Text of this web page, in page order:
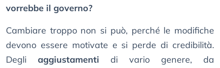
vorrebbe il governo?
Cambiare troppo non si può, perché le modifiche
devono essere motivate e si perde di credibilità.
Degli aggiustamenti di vario genere, da